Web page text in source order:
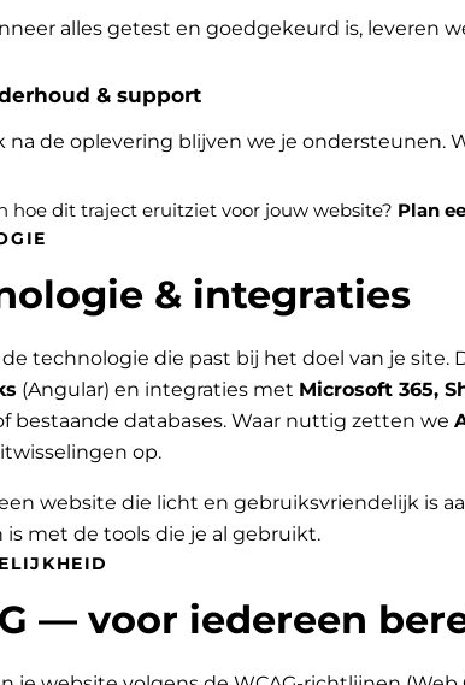
alles getest en goedgekeurd is, leveren
& support
na de oplevering blijven we je ondersteunen.
hoe dit traject eruitziet voor jouw website? Plan
& integraties
technologie die past bij het doel van je site.
(Angular) en integraties met Microsoft 365,
bestaande databases. Waar nuttig zetten we
op.
website die licht en gebruiksvriendelijk is
is met de tools die je al gebruikt.
— voor iedereen